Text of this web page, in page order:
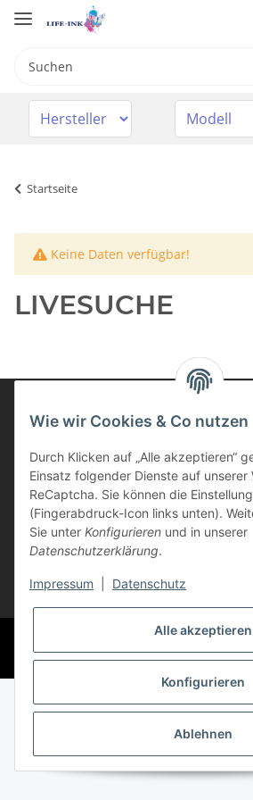
Startseite
x Keine Daten verfügbar!
LIVESUCHE
Kunden Service
Vertrag widerrufen
* Alle Preise inkl. gesetzlicher USt., zzgl.
© Life-Ink
Powered byJTL-Shop
Wie wir Cookies & Co nutzen
Durch Klicken auf „Alle akzeptieren“
Einsatz folgender Dienste auf unserer
ReCaptcha. Sie können die
(Fingerabdruck-Icon links unten).
Sie unter Konfigurieren und in unserer
Datenschutzerklärung.
Impressum Datenschutz
Alle akzeptieren
Konfigurieren
Ablehnen